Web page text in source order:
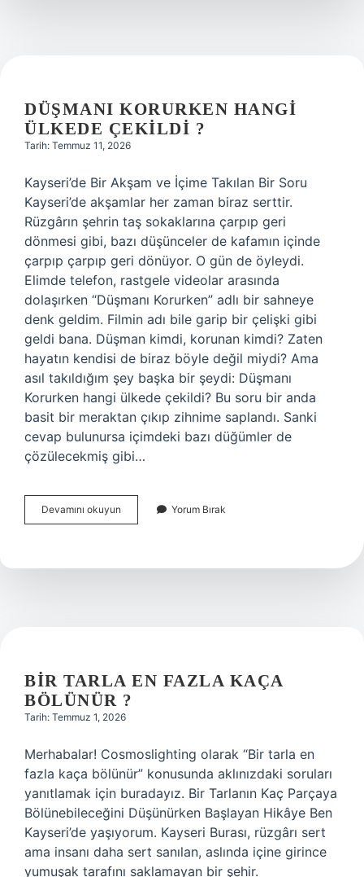
DÜŞMANI KORURKEN HANGI
ÜLKEDE ÇEKILDI ?
Tarih: Temmuz 11, 2026
Kayseri’de Bir Akşam ve İçime Takılan Bir Soru
Kayseri’de akşamlar her zaman biraz serttir.
Rüzgârın şehrin taş sokaklarına çarpıp geri
dönmesi gibi, bazı düşünceler de kafamın içinde
çarpıp çarpıp geri dönüyor. O gün de öyleydi.
Elimde telefon, rastgele videolar arasında
dolaşırken “Düşmanı Korurken” adlı bir sahneye
denk geldim. Filmin adı bile garip bir çelişki gibi
geldi bana. Düşman kimdi, korunan kimdi? Zaten
hayatın kendisi de biraz böyle değil miydi? Ama
asıl takıldığım şey başka bir şeydi: Düşmanı
Korurken hangi ülkede çekildi? Bu soru bir anda
basit bir meraktan çıkıp zihnime saplandı. Sanki
cevap bulunursa içimdeki bazı düğümler de
çözülecekmiş gibi…
Devamını okuyun Düşmanı
Korurken
çekildi
Yorum Bırak
BIR TARLA EN FAZLA KAÇA
BÖLÜNÜR ?
Tarih: Temmuz 1, 2026
Merhabalar! Cosmoslighting olarak “Bir tarla en
fazla kaça bölünür” konusunda aklınızdaki soruları
yanıtlamak için buradayız. Bir Tarlanın Kaç Parçaya
Bölünebileceğini Düşünürken Başlayan Hikâye Ben
Kayseri’de yaşıyorum. Kayseri Burası, rüzgârı sert
ama insanı daha sert sanılan, aslında içine girince
yumuşak tarafını saklamayan bir şehir.